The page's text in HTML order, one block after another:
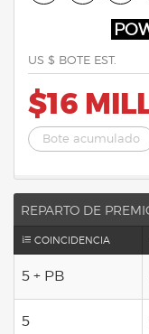
US $ BOTE EST.
$16
Bote acumulado
REPARTO DE
COINCIDENCIA
5 + PB
5